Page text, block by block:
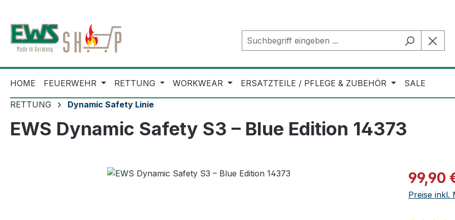
HOME FEUERWEHR RETTUNG WORKWEAR ERSATZTEILE / PFLEGE & ZUBEHÖR SALE
RETTUNG Dynamic Safety Linie
EWS Dynamic Safety S3 – Blue Edition 14373
99,90
Preise inkl.